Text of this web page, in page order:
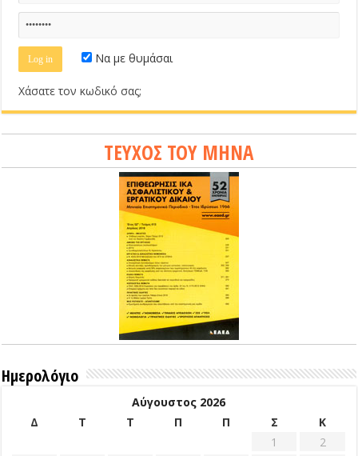
Να με θυμάσαι
Χάσατε τον κωδικό σας;
ΤΕΥΧΟΣ ΤΟΥ ΜΗΝΑ
Ημερολόγιο
Αύγουστος 2026
Δ
Τ Τ Π Π Σ
Κ
1
2